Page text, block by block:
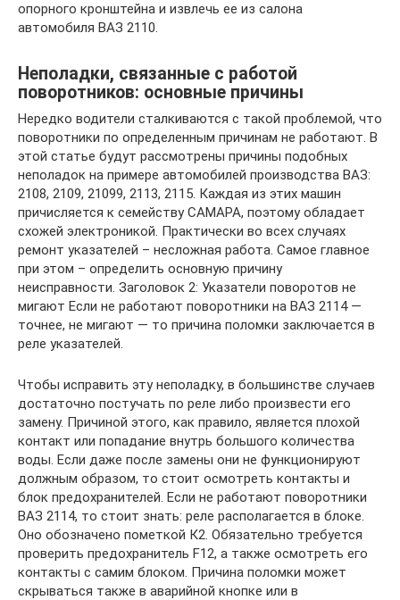
опорного кронштейна и извлечь ее из салона
автомобиля ВАЗ 2110.
Неполадки, связанные с работой
поворотников: основные причины
Нередко водители сталкиваются с такой проблемой, что
поворотники по определенным причинам не работают. В
этой статье будут рассмотрены причины подобных
неполадок на примере автомобилей производства ВАЗ:
2108, 2109, 21099, 2113, 2115. Каждая из этих машин
причисляется к семейству САМАРА, поэтому обладает
схожей электроникой. Практически во всех случаях
ремонт указателей – несложная работа. Самое главное
при этом – определить основную причину
неисправности. Заголовок 2: Указатели поворотов не
мигают Если не работают поворотники на ВАЗ 2114 —
точнее, не мигают — то причина поломки заключается в
реле указателей.
Чтобы исправить эту неполадку, в большинстве случаев
достаточно постучать по реле либо произвести его
замену. Причиной этого, как правило, является плохой
контакт или попадание внутрь большого количества
воды. Если даже после замены они не функционируют
должным образом, то стоит осмотреть контакты и
блок предохранителей. Если не работают поворотники
ВАЗ 2114, то стоит знать: реле располагается в блоке.
Оно обозначено пометкой К2. Обязательно требуется
проверить предохранитель F12, а также осмотреть его
контакты с самим блоком. Причина поломки может
скрываться также в аварийной кнопке или в